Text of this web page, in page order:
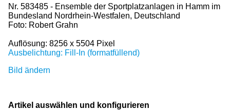
Nr. 583485 - Ensemble der Sportplatzanlagen in Hamm im
Bundesland Nordrhein-Westfalen, Deutschland
Foto: Robert Grahn
Auflösung: 8256 x 5504 Pixel
Ausbelichtung: Fill-In (formatfüllend)
Bild ändern
Artikel auswählen und konfigurieren